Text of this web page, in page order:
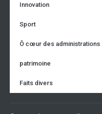
Innovation
Sport
Ô cœur des administrations
patrimoine
Faits divers